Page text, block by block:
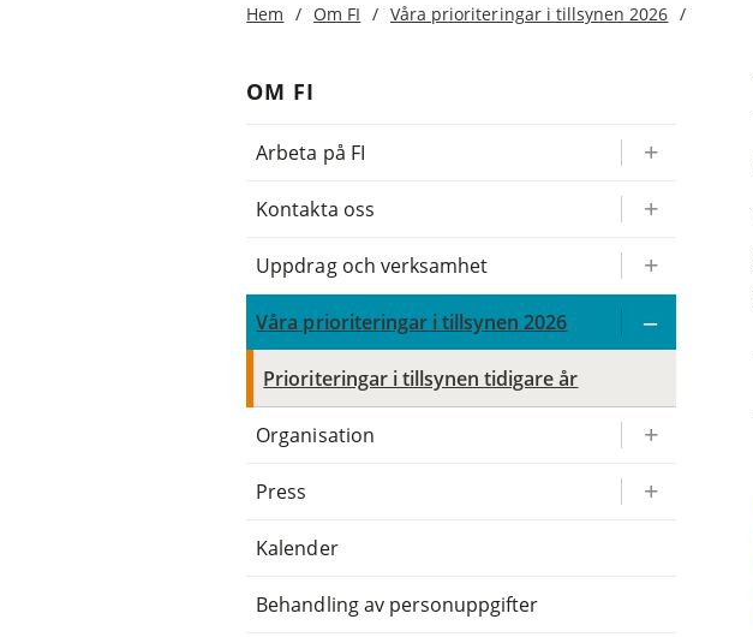
Hem Om FI Våra prioriteringar i tillsynen 2026
OM FI
Arbeta på FI
Kontakta oss
Uppdrag och verksamhet
Våra prioriteringar i tillsynen 2026
Prioriteringar i tillsynen tidigare år
Organisation
Press
Kalender
Behandling av personuppgifter